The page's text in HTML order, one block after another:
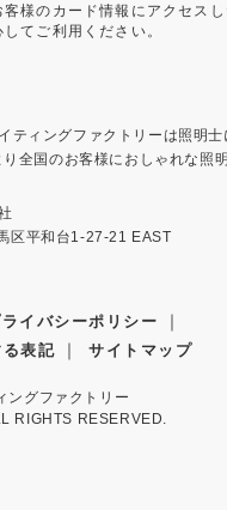
様のカード情報にアクセスし
てご利用ください。
ティングファクトリーは照明
全国のお客様におしゃれな照
社
区平和台1-27-21 EAST
イバシーポリシー ｜
表記 ｜ サイトマップ
ングファクトリー
RIGHTS RESERVED.